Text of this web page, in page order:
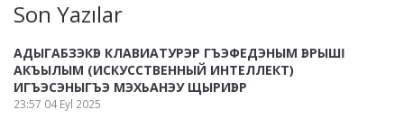
Son Yazılar
АДЫГАБЗЭКӀЭ КЛАВИАТУРЭР ГЪЭФЕДЭНЫМ ӀЭРЫШӀ
АКЪЫЛЫМ (ИСКУССТВЕННЫЙ ИНТЕЛЛЕКТ)
ИГЪЭСЭНЫГЪЭ МЭХЬАНЭУ ЩЫРИӀЭР
23:57 04 Eyl 2025